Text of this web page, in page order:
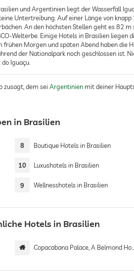
und Argentinien liegt der Wasserfall
Untertreibung. Auf einer Länge von
An den höchsten Stellen geht es 82
Welterbe. Einige Hotels in Brasilien liegen
frühen Morgen und späten Abend haben die
der Nationalpark noch geschlossen ist.
Iguaçu.
zusagt, dem sei Argentinienmit deiner
in Brasilien
8 Boutique Hotels in Brasilien
10 Luxushotels in Brasilien
9 Wellnesshotels in Brasilien
Hotels in Brasilien
Copacabana Palace, A Belmond Hotel, Rio de Janeiro